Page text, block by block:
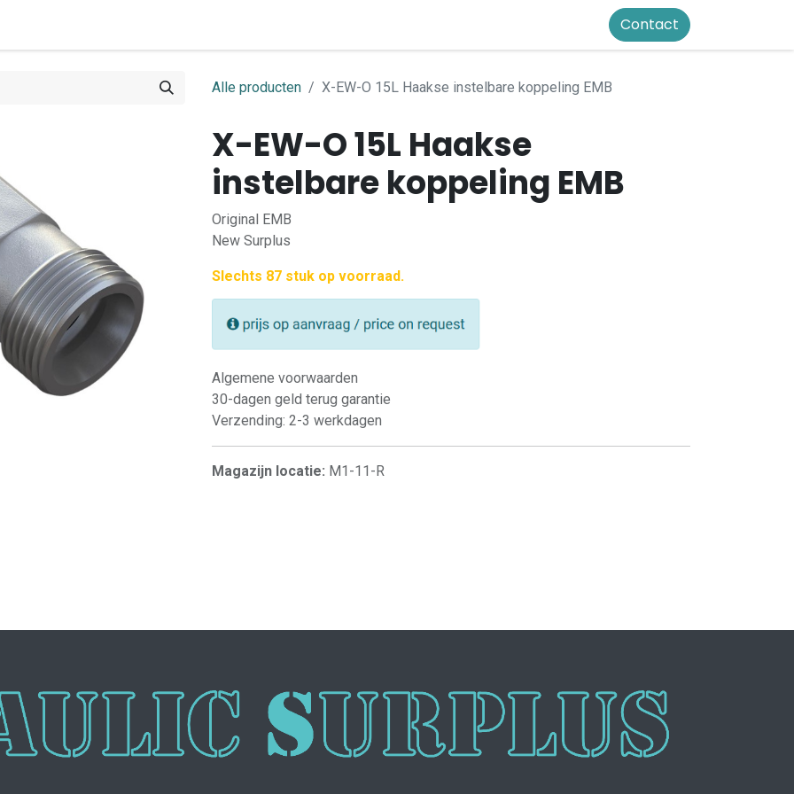
Contact
Alle producten X-EW-O 15L Haakse instelbare koppeling EMB
X-EW-O 15L Haakse
instelbare koppeling EMB
Original EMB
New Surplus
Slechts 87 stuk op voorraad.
Algemene voorwaarden
30-dagen geld terug garantie
Verzending: 2-3 werkdagen
Magazijn locatie: M1-11-R